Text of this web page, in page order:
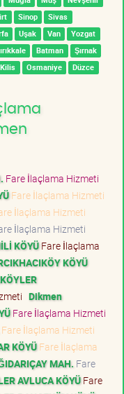
Sinop
Sivas
Uşak Van
Yozgat
Batman
Şırnak
Kilis Osmaniye Düzce
Fare İlaçlama Hizmeti
Fare İlaçlama Hizmeti
İlaçlama Hizmeti
İlaçlama Hizmeti
KÖYÜFare İlaçlama
KÖYÜ
Dikmen
Fare İlaçlama Hizmeti
Fare İlaçlama Hizmeti
KÖYÜFare İlaçlama
MAH. Fare
AVLUCA KÖYÜFare